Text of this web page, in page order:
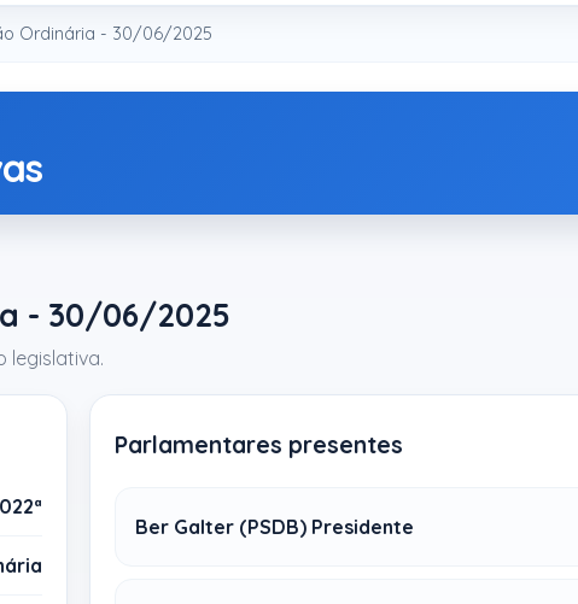
Ordinária - 30/06/2025
- 30/06/2025
legislativa.
Parlamentares presentes
Ber Galter (PSDB) Presidente